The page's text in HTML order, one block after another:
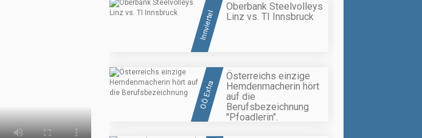
Innviertel
Oberbank Steelvolleys
Linz vs. TI Innsbruck
OÖ Extra
Österreichs einzige
Hemdenmacherin hört
auf die
Berufsbezeichnung
"Pfoadlerin".